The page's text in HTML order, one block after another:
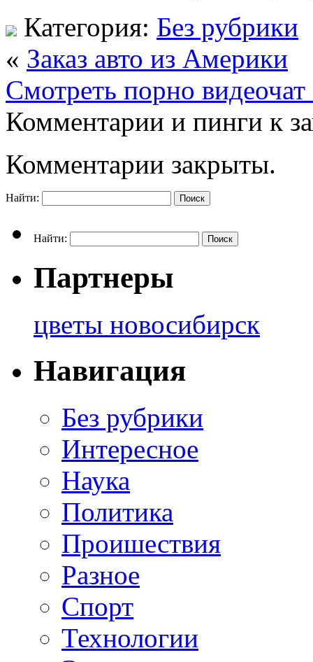
Категория: Без рубрики
« Заказ авто из Америки
Смотреть порно видеочат
Комментарии и пинги к
Комментарии закрыты.
Найти:
Найти:
Партнеры
цветы новосибирск
Навигация
Без рубрики
Интересное
Наука
Политика
Проишествия
Разное
Спорт
Технологии